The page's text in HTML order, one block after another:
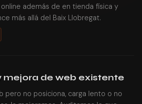
además de en tienda física y
más allá del Baix Llobregat.
mejora de web existente
pero no posiciona, carga lento o no